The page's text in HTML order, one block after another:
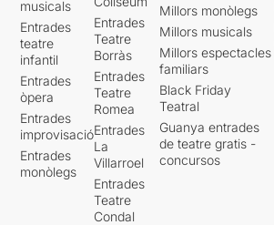
musicals
Entrades
teatre
infantil
Entrades
òpera
Entrades
improvisació
Entrades
monòlegs
Entrades
Teatre
Borràs
Entrades
Teatre
Romea
Entrades
La
Villarroel
Entrades
Teatre
Condal
Millors monòlegs
Millors musicals
Millors espectacles
familiars
Black Friday
Teatral
Guanya entrades
de teatre gratis -
concursos